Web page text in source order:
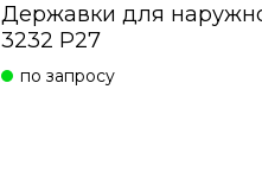
Державки для
3232 P27
по запросу